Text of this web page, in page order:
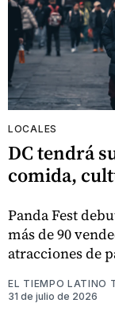
LOCALES
DC tendrá
comida,
Panda Fest
más de 90
atracciones de
EL TIEMPO LATINO
31 de julio de 2026